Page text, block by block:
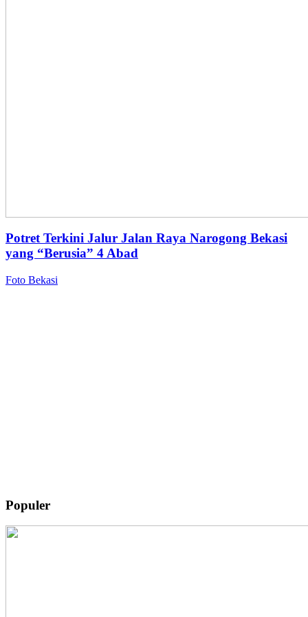
Potret Terkini Jalur Jalan Raya Narogong Bekasi
yang “Berusia” 4 Abad
Foto Bekasi
Populer